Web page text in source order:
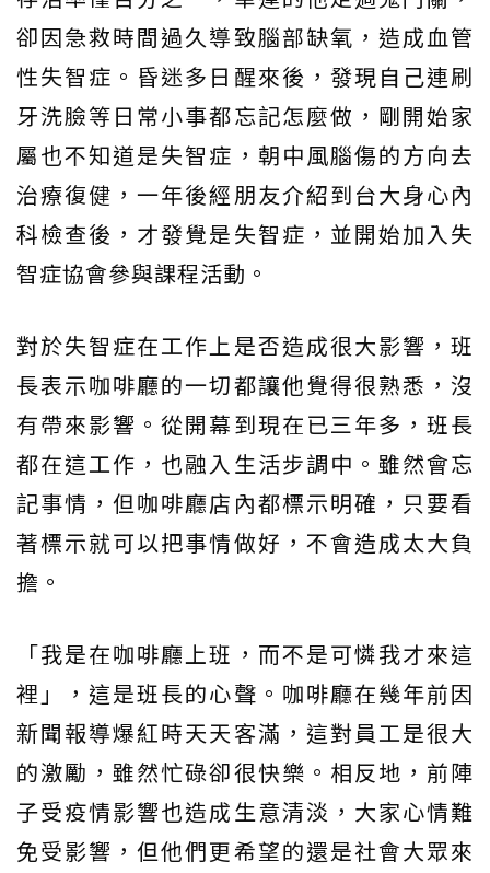
卻因急救時間過久導致腦部缺氧，造成血管
性失智症。昏迷多日醒來後，發現自己連刷
牙洗臉等日常小事都忘記怎麼做，剛開始家
屬也不知道是失智症，朝中風腦傷的方向去
治療復健，一年後經朋友介紹到台大身心內
科檢查後，才發覺是失智症，並開始加入失
智症協會參與課程活動。
對於失智症在工作上是否造成很大影響，班
長表示咖啡廳的一切都讓他覺得很熟悉，沒
有帶來影響。從開幕到現在已三年多，班長
都在這工作，也融入生活步調中。雖然會忘
記事情，但咖啡廳店內都標示明確，只要看
著標示就可以把事情做好，不會造成太大負
擔。
「我是在咖啡廳上班，而不是可憐我才來這
裡」，這是班長的心聲。咖啡廳在幾年前因
新聞報導爆紅時天天客滿，這對員工是很大
的激勵，雖然忙碌卻很快樂。相反地，前陣
子受疫情影響也造成生意清淡，大家心情難
免受影響，但他們更希望的還是社會大眾來